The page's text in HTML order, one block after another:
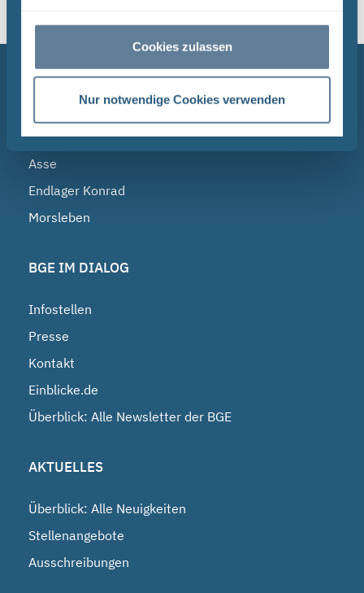
Cookies zulassen
Nur notwendige Cookies verwenden
NAVIGATION
Endlagersuche
Asse
Endlager Konrad
Morsleben
BGE IM DIALOG
Infostellen
Presse
Kontakt
Einblicke.de
Überblick: Alle Newsletter der BGE
AKTUELLES
Überblick: Alle Neuigkeiten
Stellenangebote
Ausschreibungen